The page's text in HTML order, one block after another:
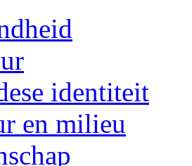
identiteit
en milieu